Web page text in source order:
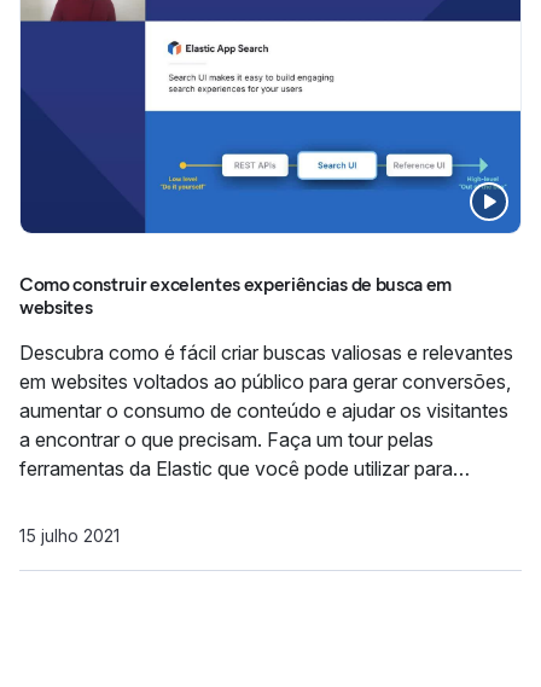
Como construir excelentes experiências de busca em
websites
Descubra como é fácil criar buscas valiosas e relevantes
em websites voltados ao público para gerar conversões,
aumentar o consumo de conteúdo e ajudar os visitantes
a encontrar o que precisam. Faça um tour pelas
ferramentas da Elastic que você pode utilizar para
novo e poderoso rastreador da Web.
15 julho 2021